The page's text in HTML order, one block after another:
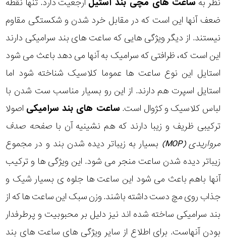
ضعف آنها این است که در مقابل خرد شدن و شکستگی مقاوم
نیستند. از دیگر ویژگی هایی که ساعت های بند سرامیکی دارند
این است که، ظرافتی که سرامیک به آنها می دهد باعث می شود
استایل این نوع ساعت ها عموما کلاسیک شناخته شود اما
استایل اسپرت هم دارند. از این رو بسیار مناسب ست شدن با
لباس کلاسیک و کژوال است. ساعت های بند سرامیکی اصولا
ترکیبی ظریف و زیبا دارند که هم نشینیه آن باصفحه صدف
مرواریدی (MOP)
بسیار به زیباتر دیده شدن بند و در مجموع
زیباتر دیده شدن ساعت منجر می شود. این ویژگی ها و ترکیب
آنها باهم باعث می شود این ساعت ها جلوه ی بسیار شیک و
جذاب روی مچ دست داشته باشند. وزن سبک این ساعت ها که از
بند سرامیکی ساخته شده اند نیز دلیل بر محبوبیت و پرطرفدار
بودن آنهاست. برای اطلاع از سایر ویژگی های ساعت های بند